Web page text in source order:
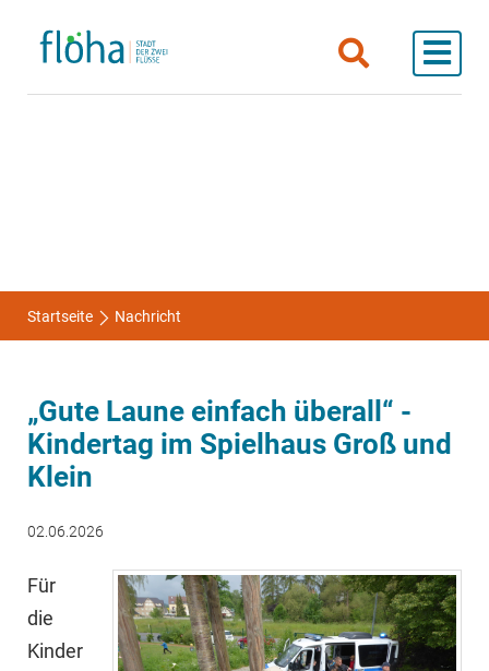
Startseite Nachricht
„Gute Laune einfach überall“ -
Kindertag im Spielhaus Groß und
Klein
02.06.2026
Für
die
Kinder